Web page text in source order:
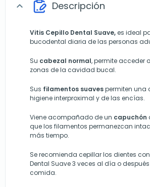
expand_more Descripción
Vitis Cepillo Dental Suave,es ideal
bucodental diaria de las personas
Su cabezal normal, permite acceder
zonas de la cavidad bucal.
Sus filamentos suavespermiten una
higiene interproximal y de las encías.
Viene acompañado de un capuchón
que los filamentos permanezcan
más tiempo.
Se recomienda cepillar los dientes
Dental Suave 3 veces al día o
comida.